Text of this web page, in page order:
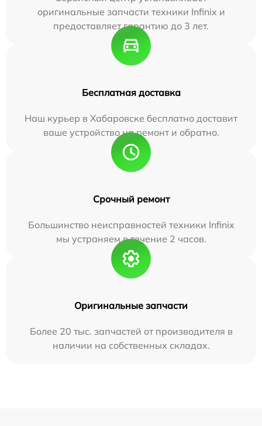
оригинальные запчасти техники Infinix и
предоставляет гарантию до 3 лет.
Бесплатная доставка
Наш курьер в Хабаровске бесплатно доставит
ваше устройство на ремонт и обратно.
Срочный ремонт
Большинство неисправностей техники Infinix
мы устраняем в течение 2 часов.
Оригинальные запчасти
Более 20 тыс. запчастей от производителя в
наличии на собственных складах.